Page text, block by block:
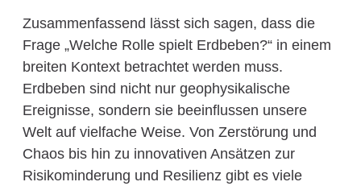
Zusammenfassend lässt sich sagen, dass die
Frage „Welche Rolle spielt Erdbeben?“ in einem
breiten Kontext betrachtet werden muss.
Erdbeben sind nicht nur geophysikalische
Ereignisse, sondern sie beeinflussen unsere
Welt auf vielfache Weise. Von Zerstörung und
Chaos bis hin zu innovativen Ansätzen zur
Risikominderung und Resilienz gibt es viele